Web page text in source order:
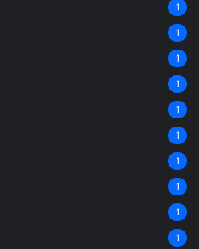
1
1
1
1
1
1
1
1
1
1